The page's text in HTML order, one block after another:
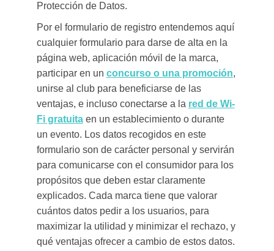
Protección de Datos.
Por el formulario de registro entendemos aquí
cualquier formulario para darse de alta en la
página web, aplicación móvil de la marca,
participar en un concurso o una promoción,
unirse al club para beneficiarse de las
ventajas, e incluso conectarse a la red de Wi-
Fi gratuitaen un establecimiento o durante
un evento. Los datos recogidos en este
formulario son de carácter personal y servirán
para comunicarse con el consumidor para los
propósitos que deben estar claramente
explicados. Cada marca tiene que valorar
cuántos datos pedir a los usuarios, para
maximizar la utilidad y minimizar el rechazo, y
qué ventajas ofrecer a cambio de estos datos.